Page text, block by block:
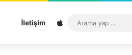
İletişim Sitemap